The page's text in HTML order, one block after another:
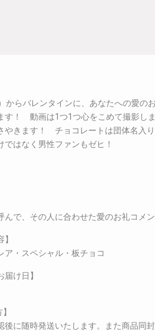
からバレンタインに、あなたへの愛の
す！ 動画は1つ1つ心をこめて撮影し
やきます！ チョコレートは団体名入
はなく男性ファンもゼヒ！
んで、その人に合わせた愛のお礼コメン
ア・スペシャル・板チョコ
届け日】
後に随時発送いたします。また商品同